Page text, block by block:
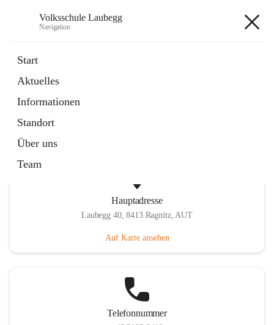
Volksschule Laubegg
Navigation
Start
Aktuelles
Informationen
Standort
Über uns
Team
Artikel
in
Tab
Hauptadresse
Laubegg 40, 8413 Ragnitz, AUT
Auf Karte ansehen
Telefonnummer